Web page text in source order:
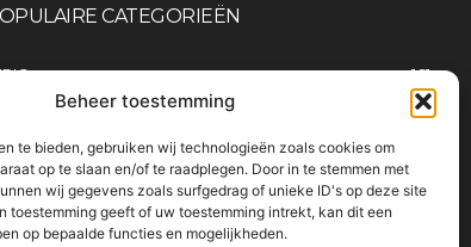
Beheer toestemming
te bieden, gebruiken wij technologieën zoals cookies om
op te slaan en/of te raadplegen. Door in te stemmen met
wij gegevens zoals surfgedrag of unieke ID's op deze site
toestemming geeft of uw toestemming intrekt, kan dit een
op bepaalde functies en mogelijkheden.
CATEGORIEËN
161
MET KINDEREN
137
MET KINDEREN